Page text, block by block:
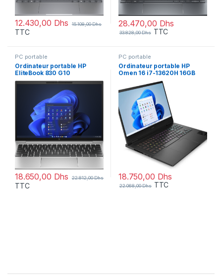
12.430,00 Dhs 15.108,00Dhs
TTC
28.470,00 Dhs
33.828,00Dhs TTC
PC portable
Ordinateur portable HP
EliteBook 830 G10
(96Z50ET)
18.650,00 Dhs 22.812,00Dhs
TTC
PC portable
Ordinateur portable HP
Omen 16 i7-13620H 16GB
1TSD W11H (845H6EA)
18.750,00 Dhs
22.068,00Dhs TTC